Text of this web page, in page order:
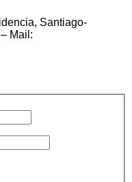
Santiago-
Mail: